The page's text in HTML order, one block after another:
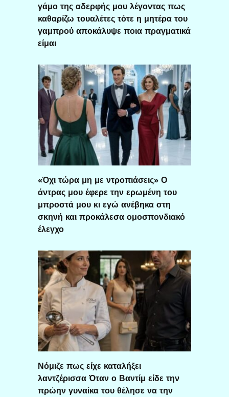
γάμο της αδερφής μου λέγοντας πως
καθαρίζω τουαλέτες τότε η μητέρα του
γαμπρού αποκάλυψε ποια πραγματικά
είμαι
«Όχι τώρα μη με ντροπιάσεις» Ο
άντρας μου έφερε την ερωμένη του
μπροστά μου κι εγώ ανέβηκα στη
σκηνή και προκάλεσα ομοσπονδιακό
έλεγχο
Νόμιζε πως είχε καταλήξει
λαντζέρισσα Όταν ο Βαντίμ είδε την
πρώην γυναίκα του θέλησε να την